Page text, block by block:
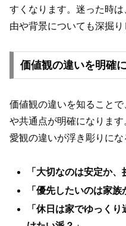
すくなります。迷った時
由や背景についても深掘り
価値観の違いを明確
価値観の違いを知ること
や共通点が明確になりま
愛観の違いが浮き彫りにな
「大切なのは安定か、
「優先したいのは家族
「休日は家でゆっく